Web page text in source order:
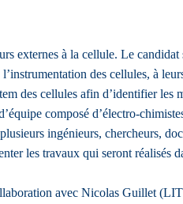
externes à la cellule. Le candidat
des cellules, à
des cellules afin d’identifier les
composé d’électro-
ingénieurs, chercheurs,
les travaux qui seront réalisés
avec Nicolas Guillet